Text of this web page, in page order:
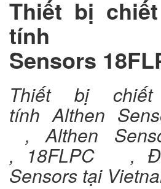
Thiết bị
tính
Sensors
Thiết bị
tính Althen
, Althen
, 18FLPC ,
Sensors tại